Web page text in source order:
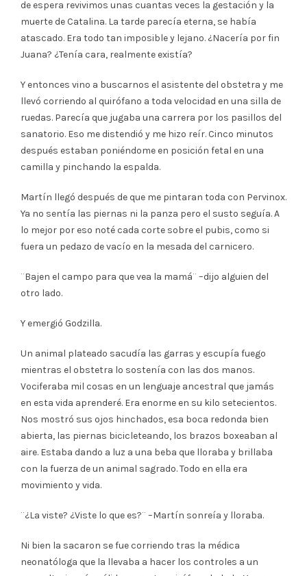
de espera revivimos unas cuantas veces la gestación y la
muerte de Catalina. La tarde parecía eterna, se había
atascado. Era todo tan imposible y lejano. ¿Nacería por fin
Juana? ¿Tenía cara, realmente existía?
Y entonces vino a buscarnos el asistente del obstetra y me
llevó corriendo al quirófano a toda velocidad en una silla de
ruedas. Parecía que jugaba una carrera por los pasillos del
sanatorio. Eso me distendió y me hizo reír. Cinco minutos
después estaban poniéndome en posición fetal en una
camilla y pinchando la espalda.
Martín llegó después de que me pintaran toda con Pervinox.
Ya no sentía las piernas ni la panza pero el susto seguía. A
lo mejor por eso noté cada corte sobre el pubis, como si
fuera un pedazo de vacío en la mesada del carnicero.
¨Bajen el campo para que vea la mamá¨ –dijo alguien del
otro lado.
Y emergió Godzilla.
Un animal plateado sacudía las garras y escupía fuego
mientras el obstetra lo sostenía con las dos manos.
Vociferaba mil cosas en un lenguaje ancestral que jamás
en esta vida aprenderé. Era enorme en su kilo setecientos.
Nos mostró sus ojos hinchados, esa boca redonda bien
abierta, las piernas bicicleteando, los brazos boxeaban al
aire. Estaba dando a luz a una beba que lloraba y brillaba
con la fuerza de un animal sagrado. Todo en ella era
movimiento y vida.
¨¿La viste? ¿Viste lo que es?¨ –Martín sonreía y lloraba.
Ni bien la sacaron se fue corriendo tras la médica
neonatóloga que la llevaba a hacer los controles a un